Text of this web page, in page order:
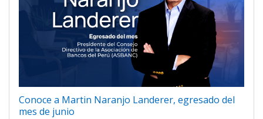
Conoce a Martin Naranjo Landerer, egresado del
mes de junio